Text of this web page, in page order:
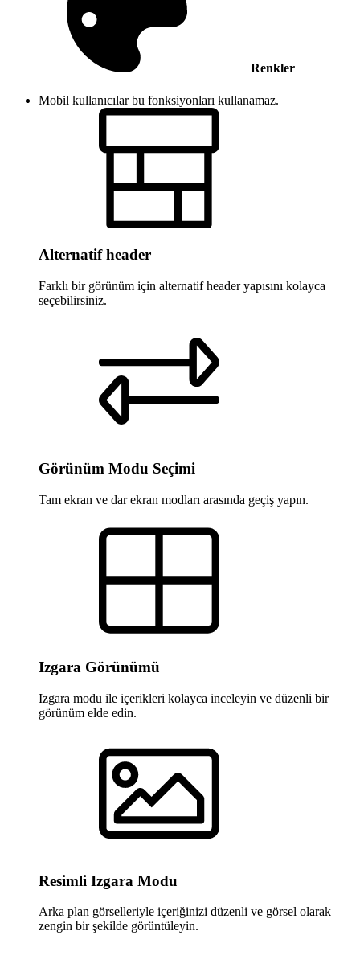
Renkler
Mobil kullanıcılar bu fonksiyonları kullanamaz.
Alternatif header
Farklı bir görünüm için alternatif header yapısını kolayca
seçebilirsiniz.
Görünüm Modu Seçimi
Tam ekran ve dar ekran modları arasında geçiş yapın.
Izgara Görünümü
Izgara modu ile içerikleri kolayca inceleyin ve düzenli bir
görünüm elde edin.
Resimli Izgara Modu
Arka plan görselleriyle içeriğinizi düzenli ve görsel olarak
zengin bir şekilde görüntüleyin.